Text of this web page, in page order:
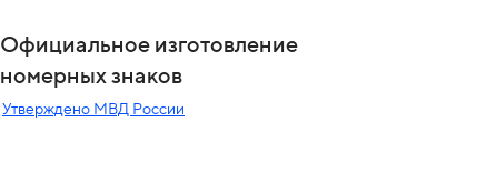
Официальное изготовление
номерных знаков
Утверждено МВД России